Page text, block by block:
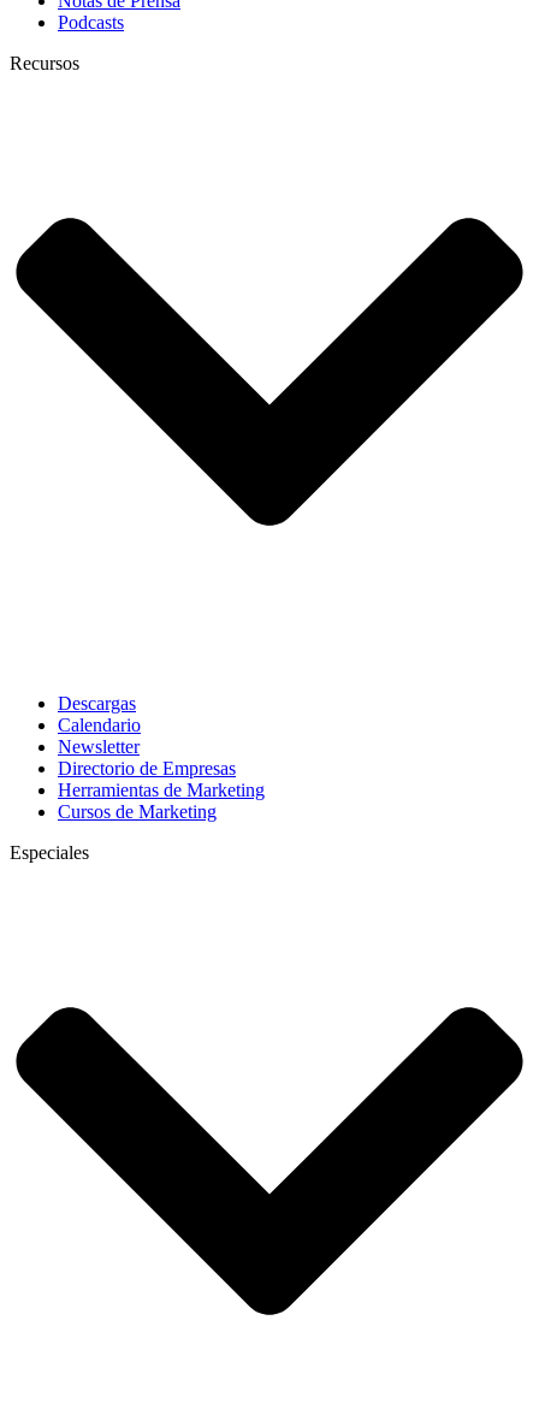
Podcasts
Recursos
Descargas
Calendario
Newsletter
Directorio de Empresas
Herramientas de Marketing
Cursos de Marketing
Especiales